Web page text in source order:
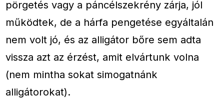
pörgetés vagy a páncélszekrény zárja, jól
működtek, de a hárfa pengetése egyáltalán
nem volt jó, és az alligátor bőre sem adta
vissza azt az érzést, amit elvártunk volna
(nem mintha sokat simogatnánk
alligátorokat).